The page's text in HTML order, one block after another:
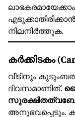
നിലനിർത്തുക.
കർക്കിടകം
വീടിനും
ദിവസമാണിത്.
അനുഭവപ്പെടും.